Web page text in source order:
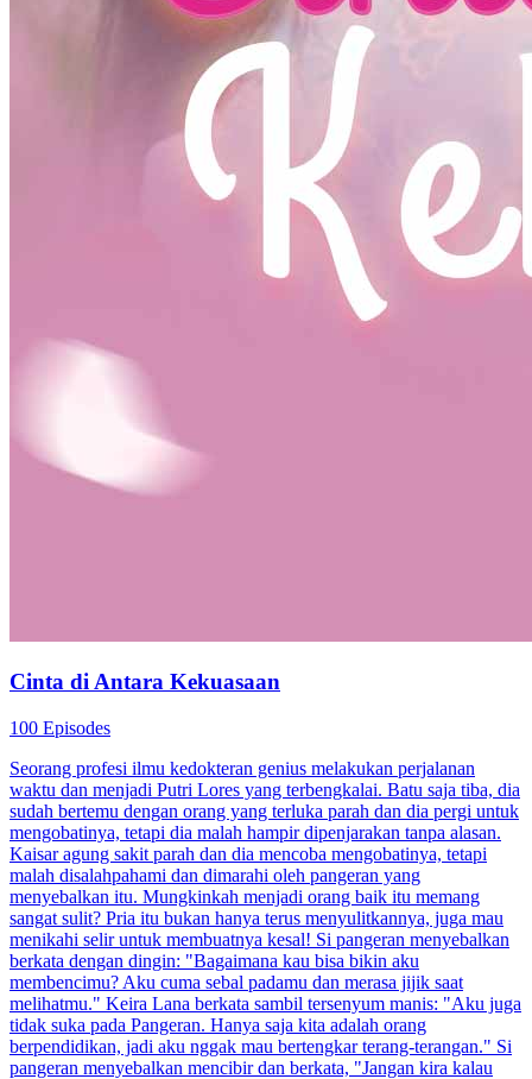
Cinta di Antara Kekuasaan
100 Episodes
Seorang profesi ilmu kedokteran genius melakukan perjalanan
waktu dan menjadi Putri Lores yang terbengkalai. Batu saja tiba, dia
sudah bertemu dengan orang yang terluka parah dan dia pergi untuk
mengobatinya, tetapi dia malah hampir dipenjarakan tanpa alasan.
Kaisar agung sakit parah dan dia mencoba mengobatinya, tetapi
malah disalahpahami dan dimarahi oleh pangeran yang
menyebalkan itu. Mungkinkah menjadi orang baik itu memang
sangat sulit? Pria itu bukan hanya terus menyulitkannya, juga mau
menikahi selir untuk membuatnya kesal! Si pangeran menyebalkan
berkata dengan dingin: "Bagaimana kau bisa bikin aku
membencimu? Aku cuma sebal padamu dan merasa jijik saat
melihatmu." Keira Lana berkata sambil tersenyum manis: "Aku juga
tidak suka pada Pangeran. Hanya saja kita adalah orang
berpendidikan, jadi aku nggak mau bertengkar terang-terangan." Si
pangeran menyebalkan mencibir dan berkata, "Jangan kira kalau